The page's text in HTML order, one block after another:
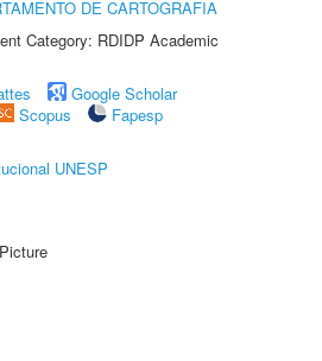
DE CARTOGRAFIA
Category: RDIDP Academic
Google Scholar
Scopus
Fapesp
UNESP